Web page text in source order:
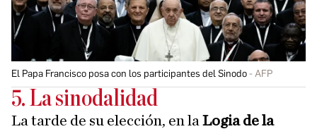
El Papa Francisco posa con los participantes del Sinodo AFP
5. La sinodalidad
La tarde de su elección, en la Logia de la